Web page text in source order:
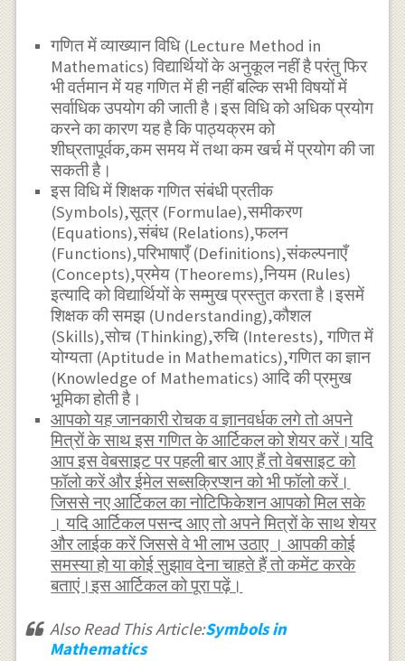
गणित में व्याख्यान विधि (Lecture Method in
Mathematics) विद्यार्थियों के अनुकूल नहीं है परंतु फिर
भी वर्तमान में यह गणित में ही नहीं बल्कि सभी विषयों में
सर्वाधिक उपयोग की जाती है।इस विधि को अधिक प्रयोग
करने का कारण यह है कि पाठ्यक्रम को
शीघ्रतापूर्वक,कम समय में तथा कम खर्च में प्रयोग की जा
सकती है।
इस विधि में शिक्षक गणित संबंधी प्रतीक
(Symbols),सूत्र (Formulae),समीकरण
(Equations),संबंध (Relations),फलन
(Functions),परिभाषाएँ (Definitions),संकल्पनाएँ
(Concepts),प्रमेय (Theorems),नियम (Rules)
इत्यादि को विद्यार्थियों के सम्मुख प्रस्तुत करता है।इसमें
शिक्षक की समझ (Understanding),कौशल
(Skills),सोच (Thinking),रुचि (Interests), गणित में
योग्यता (Aptitude in Mathematics),गणित का ज्ञान
(Knowledge of Mathematics) आदि की प्रमुख
भूमिका होती है।
आपको यह जानकारी रोचक व ज्ञानवर्धक लगे तो अपने
मित्रों के साथ इस गणित के आर्टिकल को शेयर करें।यदि
आप इस वेबसाइट पर पहली बार आए हैं तो वेबसाइट को
फॉलो करें और ईमेल सब्सक्रिप्शन को भी फॉलो करें।
जिससे नए आर्टिकल का नोटिफिकेशन आपको मिल सके
। यदि आर्टिकल पसन्द आए तो अपने मित्रों के साथ शेयर
और लाईक करें जिससे वे भी लाभ उठाए । आपकी कोई
समस्या हो या कोई सुझाव देना चाहते हैं तो कमेंट करके
बताएं।इस आर्टिकल को पूरा पढ़ें।
Also Read This Article:Symbols in
Mathematics